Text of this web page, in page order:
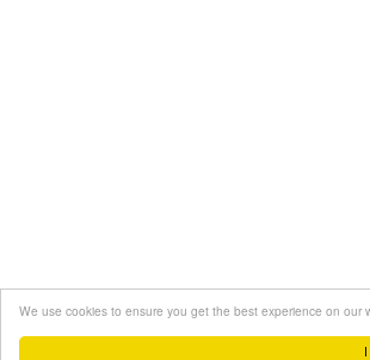
We use cookies to ensure you get the best experience on our